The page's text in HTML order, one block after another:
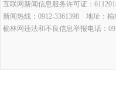
互联网新闻信息服务许可证：
新闻热线：0912-3361398 地址：
榆林网违法和不良信息举报电话：